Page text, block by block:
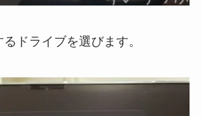
ドライブを選びます。